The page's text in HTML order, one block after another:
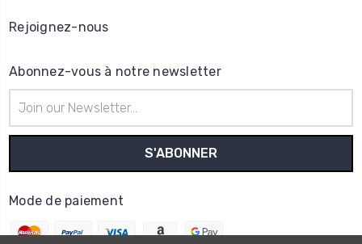
Rejoignez-nous
Abonnez-vous à notre newsletter
e-
mail
Mode de paiement